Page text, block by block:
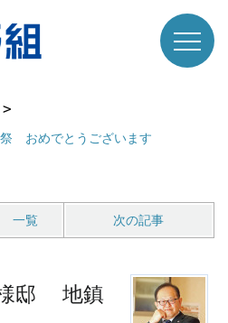
おめでとうございます
一覧 次の記事
邸 地鎮